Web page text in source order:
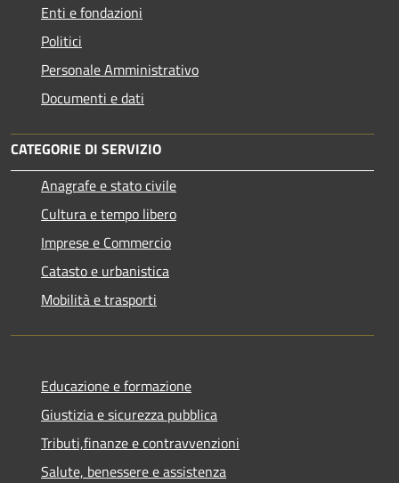
Enti e fondazioni
Politici
Personale Amministrativo
Documenti e dati
CATEGORIE DI SERVIZIO
Anagrafe e stato civile
Cultura e tempo libero
Imprese e Commercio
Catasto e urbanistica
Mobilità e trasporti
Educazione e formazione
Giustizia e sicurezza pubblica
Tributi,finanze e contravvenzioni
Salute, benessere e assistenza